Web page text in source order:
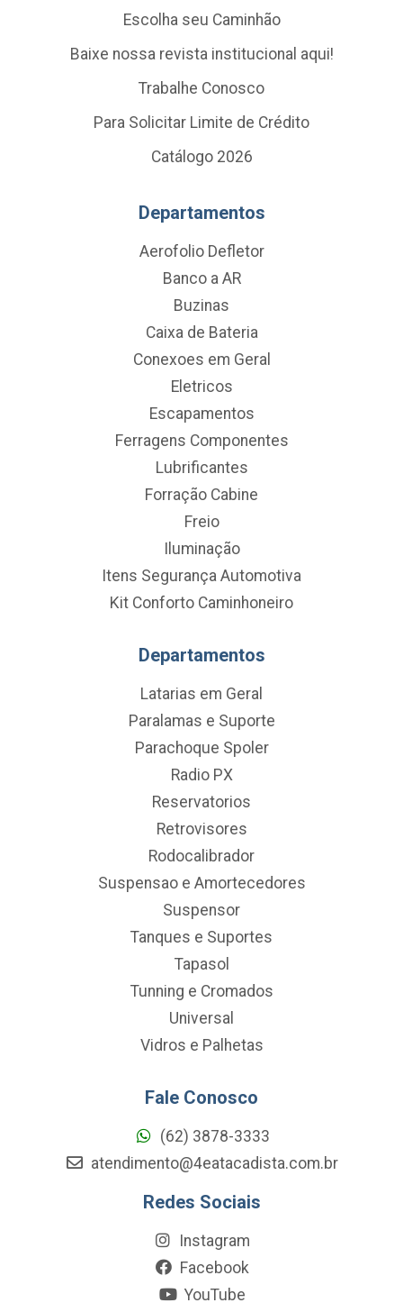
Escolha seu Caminhão
Baixe nossa revista institucional aqui!
Trabalhe Conosco
Para Solicitar Limite de Crédito
Catálogo 2026
Departamentos
Aerofolio Defletor
Banco a AR
Buzinas
Caixa de Bateria
Conexoes em Geral
Eletricos
Escapamentos
Ferragens Componentes
Lubrificantes
Forração Cabine
Freio
Iluminação
Itens Segurança Automotiva
Kit Conforto Caminhoneiro
Departamentos
Latarias em Geral
Paralamas e Suporte
Parachoque Spoler
Radio PX
Reservatorios
Retrovisores
Rodocalibrador
Suspensao e Amortecedores
Suspensor
Tanques e Suportes
Tapasol
Tunning e Cromados
Universal
Vidros e Palhetas
Fale Conosco
(62) 3878-3333
atendimento@4eatacadista.com.br
Redes Sociais
Instagram
Facebook
YouTube